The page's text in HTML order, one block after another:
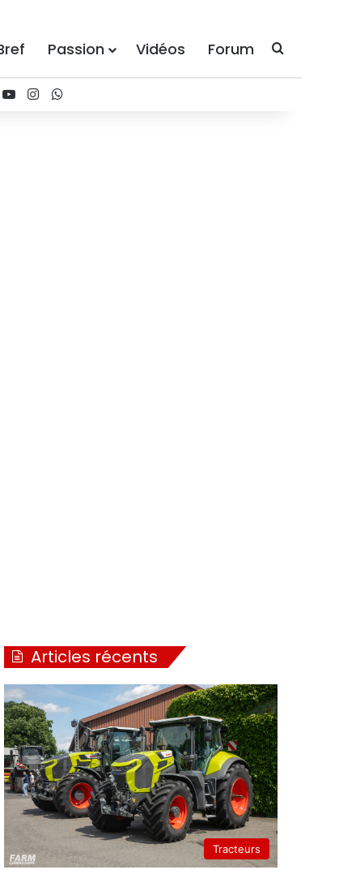
Passion Vidéos Forum Recherche
YouTubeInstagram
Articles récents
Tracteurs